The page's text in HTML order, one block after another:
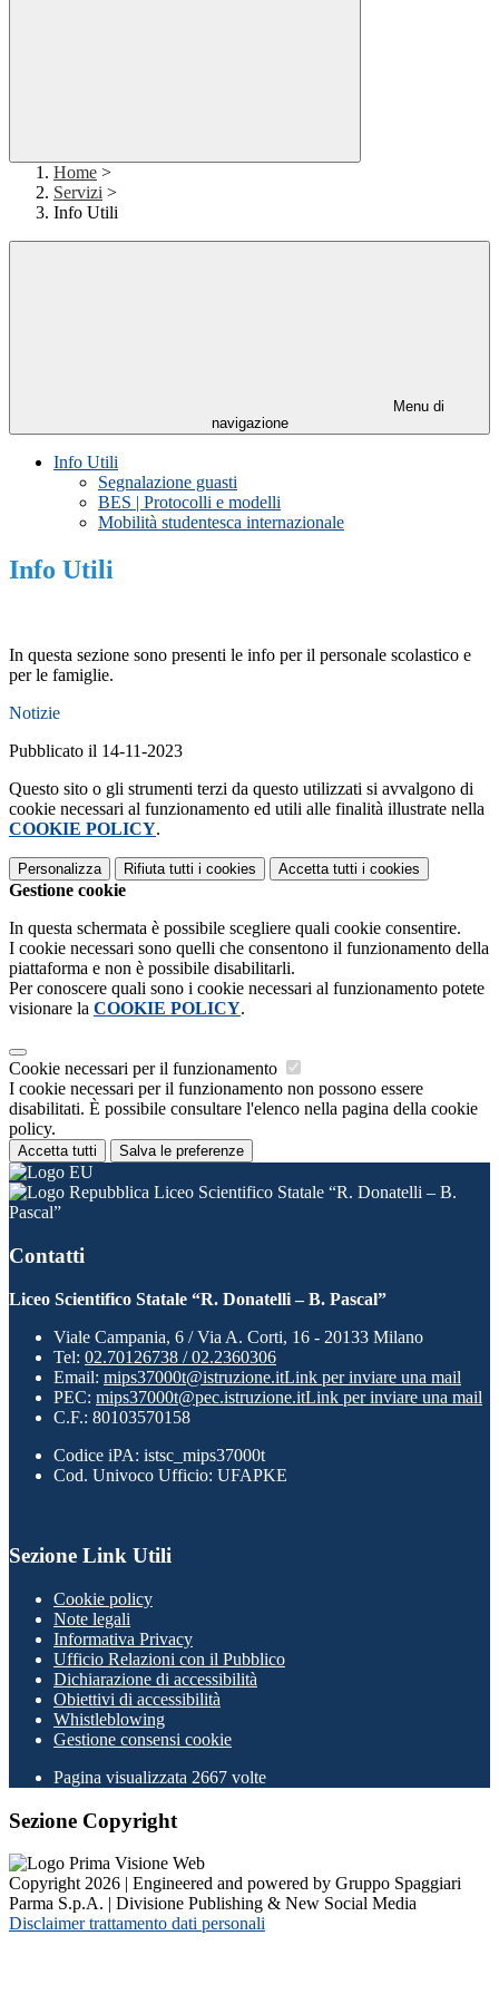
Home >
Servizi >
Info Utili
Menu di
navigazione
Info Utili
Segnalazione guasti
BES | Protocolli e modelli
Mobilità studentesca internazionale
Info Utili
In questa sezione sono presenti le info per il personale scolastico e
per le famiglie.
Notizie
Pubblicato il 14-11-2023
Questo sito o gli strumenti terzi da questo utilizzati si avvalgono di
cookie necessari al funzionamento ed utili alle finalità illustrate nella
COOKIE POLICY.
Personalizza Rifiuta tutti i cookies Accetta tutti i cookies
Gestione cookie
In questa schermata è possibile scegliere quali cookie consentire.
I cookie necessari sono quelli che consentono il funzionamento della
piattaforma e non è possibile disabilitarli.
Per conoscere quali sono i cookie necessari al funzionamento potete
visionare la COOKIE POLICY.
Cookie necessari per il funzionamento
I cookie necessari per il funzionamento non possono essere
disabilitati. È possibile consultare l'elenco nella pagina della cookie
policy.
Accetta tutti Salva le preferenze
Liceo Scientifico Statale “R. Donatelli – B.
Pascal”
Contatti
Liceo Scientifico Statale “R. Donatelli – B. Pascal”
Viale Campania, 6 / Via A. Corti, 16 - 20133 Milano
Tel: 02.70126738 / 02.2360306
Email: mips37000t@istruzione.itLink per inviare una mail
PEC: mips37000t@pec.istruzione.itLink per inviare una mail
C.F.: 80103570158
Codice iPA: istsc_mips37000t
Cod. Univoco Ufficio: UFAPKE
Sezione Link Utili
Cookie policy
Note legali
Informativa Privacy
Ufficio Relazioni con il Pubblico
Dichiarazione di accessibilità
Obiettivi di accessibilità
Whistleblowing
Gestione consensi cookie
Pagina visualizzata 2667 volte
Sezione Copyright
Copyright 2026 | Engineered and powered by Gruppo Spaggiari
Parma S.p.A. | Divisione Publishing & New Social Media
Disclaimer trattamento dati personali